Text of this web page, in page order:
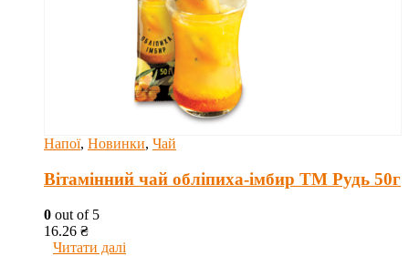
Напої, Новинки, Чай
Вітамінний чай обліпиха-імбир ТМ Рудь 50г
0 out of 5
16.26 ₴
Читати далі